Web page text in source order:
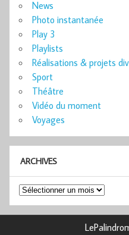
News
Photo instantanée
Play 3
Playlists
Réalisations & projets
Sport
Théâtre
Vidéo du moment
Voyages
ARCHIVES
Archives